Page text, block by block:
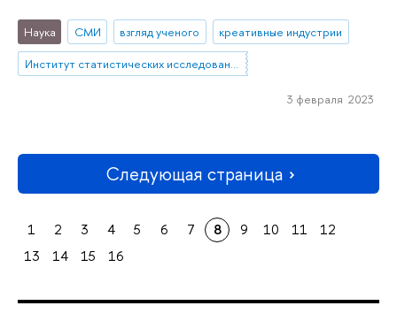
Наука СМИ взгляд ученого
креативные индустрии
Институт статистических исследований и экономики знаний
3 февраля 2023
Следующая страница
1 2 3 4 5 6 7 8 9 10 11
12
13
14 15 16